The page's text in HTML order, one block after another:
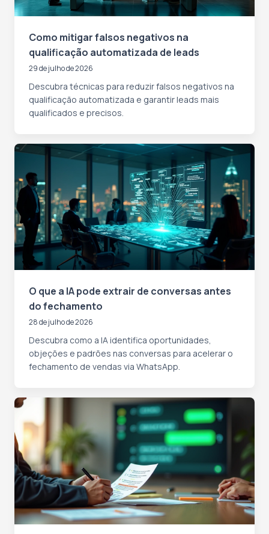
Como mitigar falsos negativos na
qualificação automatizada de leads
29 de julho de 2026
Descubra técnicas para reduzir falsos negativos na
qualificação automatizada e garantir leads mais
qualificados e precisos.
O que a IA pode extrair de conversas antes
do fechamento
28 de julho de 2026
Descubra como a IA identifica oportunidades,
objeções e padrões nas conversas para acelerar o
fechamento de vendas via WhatsApp.